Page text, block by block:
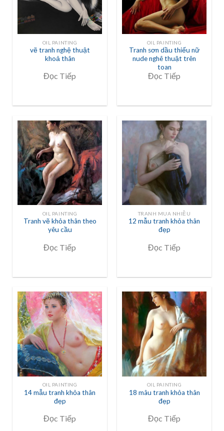
OIL PAINTING
vẽ tranh nghệ thuật
khoả thân
Đọc Tiếp
OIL PAINTING
Tranh sơn dầu thiếu nữ
nude nghê thuật trên
toan
Đọc Tiếp
OIL PAINTING
Tranh vẽ khỏa thân theo
yêu cầu
Đọc Tiếp
TRANH MUA NHIỀU
12 mẫu tranh khỏa thân
đẹp
Đọc Tiếp
OIL PAINTING
14 mẫu tranh khỏa thân
đẹp
Đọc Tiếp
OIL PAINTING
18 mâu tranh khỏa thân
đẹp
Đọc Tiếp